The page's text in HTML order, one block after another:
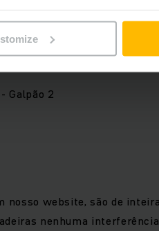
Galpão 2
nosso website, são de
nenhuma